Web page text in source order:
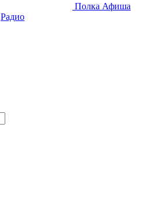
Полка Афиша
Радио